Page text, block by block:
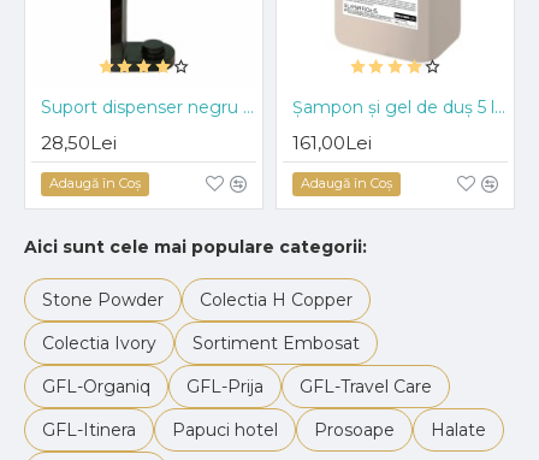
Suport dispenser negru pentru 380ml, Prija/480 ml, Travel Care
28,50Lei
Adaugă în Coş
Șampon și gel de duș 5 litri, Prija
161,00Lei
Adaugă în Coş
Aici sunt cele mai populare categorii:
Stone Powder
Colectia H Copper
Colectia Ivory
Sortiment Embosat
GFL-Organiq
GFL-Prija
GFL-Travel Care
GFL-Itinera
Papuci hotel Prosoape
Halate